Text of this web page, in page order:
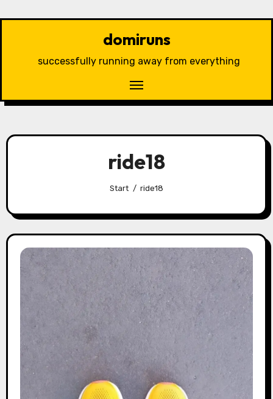
domiruns
successfully running away from everything
ride18
Start ride18